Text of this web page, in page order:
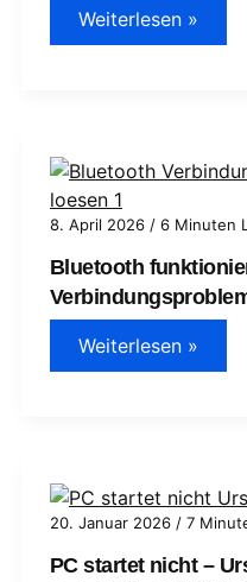
Windows
11
Explorer
und
schnelle
Lösungen
Weiterlesen »
8. April 2026 / 6 Minuten
Bluetooth
Bluetooth
funktioniert
nicht:
Weiterlesen »
20. Januar 2026 / 7
PC startet nicht –